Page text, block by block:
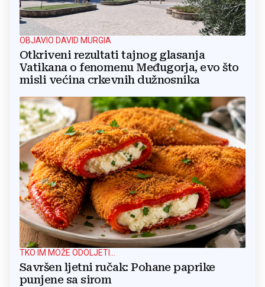
OBJAVIO DAVID MURGIA
Otkriveni rezultati tajnog glasanja
Vatikana o fenomenu Međugorja, evo što
misli većina crkevnih dužnosnika
TKO IM MOŽE ODOLJETI...
Savršen ljetni ručak: Pohane paprike
punjene sa sirom